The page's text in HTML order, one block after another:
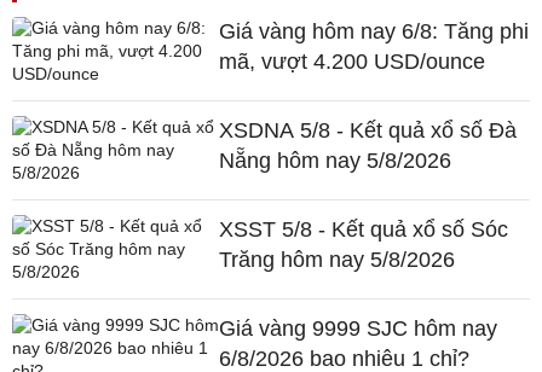
Giá vàng hôm nay 6/8: Tăng phi
mã, vượt 4.200 USD/ounce
XSDNA 5/8 - Kết quả xổ số Đà
Nẵng hôm nay 5/8/2026
XSST 5/8 - Kết quả xổ số Sóc
Trăng hôm nay 5/8/2026
Giá vàng 9999 SJC hôm nay
6/8/2026 bao nhiêu 1 chỉ?